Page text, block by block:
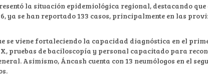
la situación epidemiológica regional, destacando que
ya se han reportado 133 casos, principalmente en las
se viene fortaleciendo la capacidad diagnóstica en el
pruebas de baciloscopía y personal capacitado para
Asimismo, Áncash cuenta con 13 neumólogos en el